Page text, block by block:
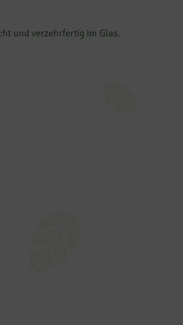
und verzehrfertig im Glas.